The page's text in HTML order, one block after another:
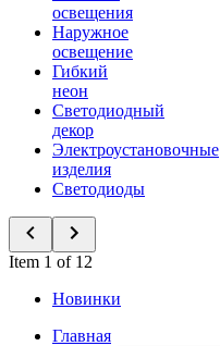
освещения
Наружное
освещение
Гибкий
неон
Светодиодный
декор
Электроустановочные
изделия
Светодиоды
Item 1 of 12
Новинки
Главная